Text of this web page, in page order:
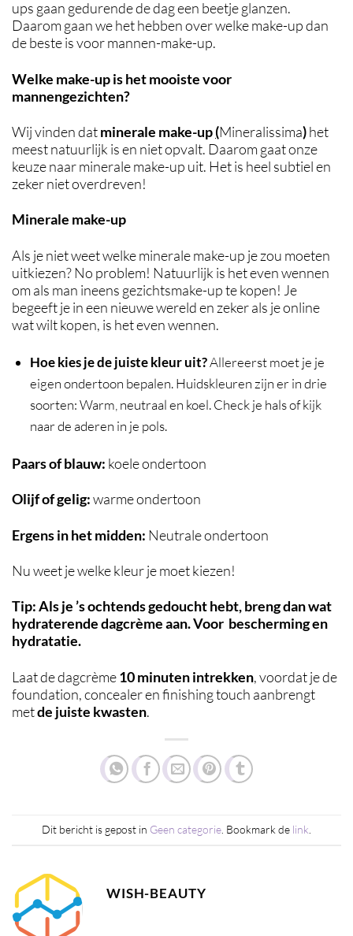
ups gaan gedurende de dag een beetje glanzen.
Daarom gaan we het hebben over welke make-up dan
de beste is voor mannen-make-up.
Welke make-up is het mooiste voor
mannengezichten?
Wij vinden datminerale make-up(Mineralissima)het
meest natuurlijk is en niet opvalt. Daarom gaat onze
keuze naar minerale make-up uit. Het is heel subtiel en
zeker niet overdreven!
Minerale make-up
Als je niet weet welke minerale make-up je zou moeten
uitkiezen? No problem! Natuurlijk is het even wennen
om als man ineens gezichtsmake-up te kopen! Je
begeeft je in een nieuwe wereld en zeker als je online
wat wilt kopen, is het even wennen.
Hoe kies je de juiste kleur uit?Allereerst moet je je
eigen ondertoon bepalen. Huidskleuren zijn er in drie
soorten: Warm, neutraal en koel. Check je hals of kijk
naar de aderen in je pols.
Paars of blauw: koele ondertoon
Olijf of gelig:warme ondertoon
Ergens in het midden: Neutrale ondertoon
Nu weet je welke kleur je moet kiezen!
Tip: Als je ’s ochtends gedoucht hebt, breng dan wat
hydraterende dagcrème aan. Voor bescherming en
hydratatie.
Laat de dagcrème10 minuten intrekken, voordat je de
foundation, concealer en finishing touch aanbrengt
metde juiste kwasten.
Dit bericht is gepost in Geen categorie . Bookmark de link
WISH-BEAUTY